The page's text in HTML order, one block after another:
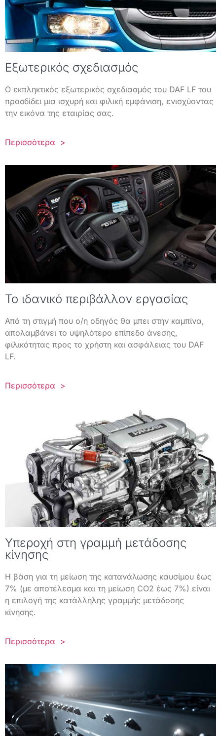
Εξωτερικός σχεδιασμός
Ο εκπληκτικός εξωτερικός σχεδιασμός του DAF LF του
προσδίδει μια ισχυρή και φιλική εμφάνιση, ενισχύοντας
την εικόνα της εταιρίας σας.
Περισσότερα >
Το ιδανικό περιβάλλον εργασίας
Από τη στιγμή που ο/η οδηγός θα μπει στην καμπίνα,
απολαμβάνει το υψηλότερο επίπεδο άνεσης,
φιλικότητας προς το χρήστη και ασφάλειας του DAF
LF.
Περισσότερα >
Υπεροχή στη γραμμή μετάδοσης
κίνησης
Η βάση για τη μείωση της κατανάλωσης καυσίμου έως
7% (με αποτέλεσμα και τη μείωση CO2 έως 7%) είναι
η επιλογή της κατάλληλης γραμμής μετάδοσης
κίνησης.
Περισσότερα >